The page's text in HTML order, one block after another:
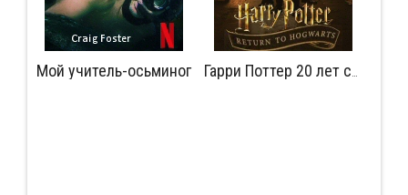
Мой учитель-осьминог